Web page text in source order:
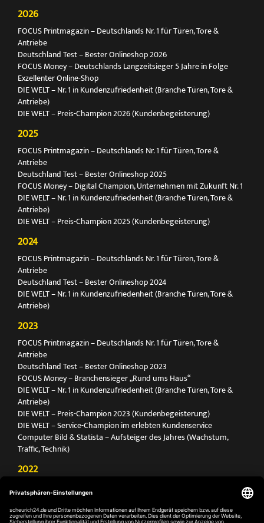
2026
FOCUS Printmagazin – Deutschlands Nr. 1 für Türen, Tore &
Antriebe
Deutschland Test – Bester Onlineshop 2026
FOCUS Money – Deutschlands Langzeitsieger 5 Jahre in Folge
Exzellenter Online-Shop
DIE WELT – Nr. 1 in Kundenzufriedenheit (Branche Türen, Tore &
Antriebe)
DIE WELT – Preis-Champion 2026 (Kundenbegeisterung)
2025
FOCUS Printmagazin – Deutschlands Nr. 1 für Türen, Tore &
Antriebe
Deutschland Test – Bester Onlineshop 2025
FOCUS Money – Digital Champion, Unternehmen mit Zukunft Nr. 1
DIE WELT – Nr. 1 in Kundenzufriedenheit (Branche Türen, Tore &
Antriebe)
DIE WELT – Preis-Champion 2025 (Kundenbegeisterung)
2024
FOCUS Printmagazin – Deutschlands Nr. 1 für Türen, Tore &
Antriebe
Deutschland Test – Bester Onlineshop 2024
DIE WELT – Nr. 1 in Kundenzufriedenheit (Branche Türen, Tore &
Antriebe)
2023
FOCUS Printmagazin – Deutschlands Nr. 1 für Türen, Tore &
Antriebe
Deutschland Test – Bester Onlineshop 2023
FOCUS Money – Branchensieger „Rund ums Haus“
DIE WELT – Nr. 1 in Kundenzufriedenheit (Branche Türen, Tore &
Antriebe)
DIE WELT – Preis-Champion 2023 (Kundenbegeisterung)
DIE WELT – Service-Champion im erlebten Kundenservice
Computer Bild & Statista – Aufsteiger des Jahres (Wachstum,
Traffic, Technik)
2022
Antriebe
Deutschland Test – Bester Onlineshop 2022